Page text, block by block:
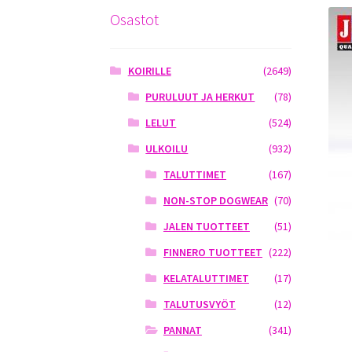
Osastot
KOIRILLE
(2649)
PURULUUT JA HERKUT
(78)
LELUT
(524)
ULKOILU
(932)
TALUTTIMET
(167)
NON-STOP DOGWEAR (70)
JALEN TUOTTEET
(51)
FINNERO TUOTTEET (222)
KELATALUTTIMET
(17)
TALUTUSVYÖT
(12)
PANNAT
(341)